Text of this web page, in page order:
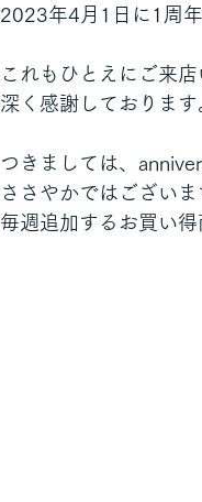
2023年4月1日に1周
これもひとえにご来
深く感謝しております
つきましては、
ささやかではござい
毎週追加するお買い